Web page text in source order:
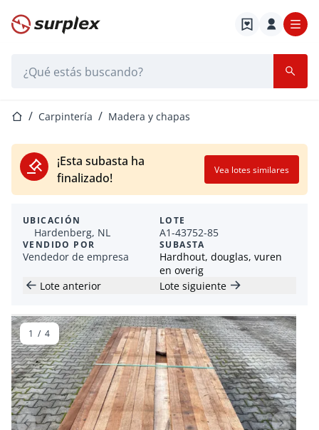
Página de inicio
Página de inicio
Carpintería Madera y chapas
¡Esta subasta ha
finalizado!
Vea lotes similares
UBICACIÓN
Hardenberg, NL
VENDIDO POR
Vendedor de empresa
LOTE
A1-43752-85
SUBASTA
Hardhout, douglas, vuren
en overig
Lote anterior
Lote siguiente
1 / 4